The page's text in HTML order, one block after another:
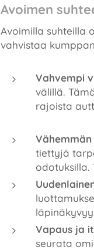
Avoimen
Avoimilla suhteilla
vahvistaa
Vahvempi
välillä.
rajoista
tiettyjä
odotuksilla.
Vapaus ja
seurata